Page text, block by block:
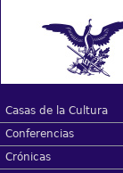
Casas de la Cultura
Conferencias
Crónicas